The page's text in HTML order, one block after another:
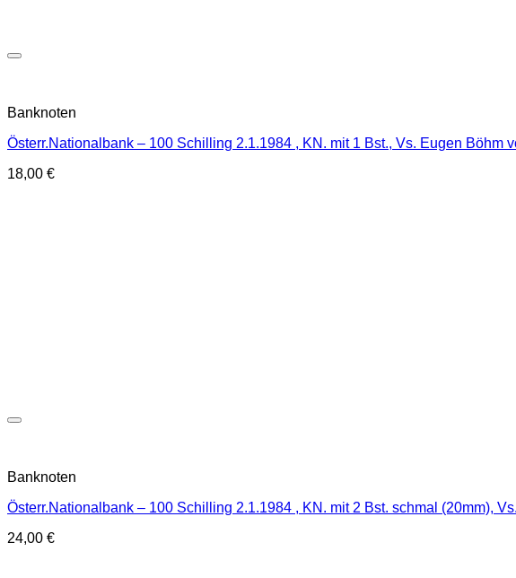
Banknoten
Österr.Nationalbank – 100 Schilling 2.1.1984 , KN. mit 1 Bst., Vs. Eugen Böhm
18,00 €
Banknoten
Österr.Nationalbank – 100 Schilling 2.1.1984 , KN. mit 2 Bst. schmal (20mm),
24,00 €